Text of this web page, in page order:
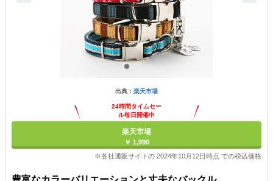
出典： 楽天市場
24時間タイムセー
ル毎日開催中
楽天市場
￥ 1,990
※各社通販サイトの 2024年10月12日時点 での税込価格